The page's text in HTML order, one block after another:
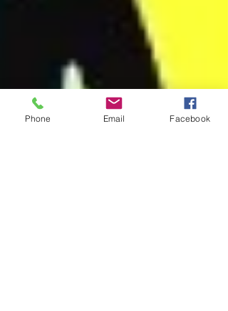
Phone Email Facebook